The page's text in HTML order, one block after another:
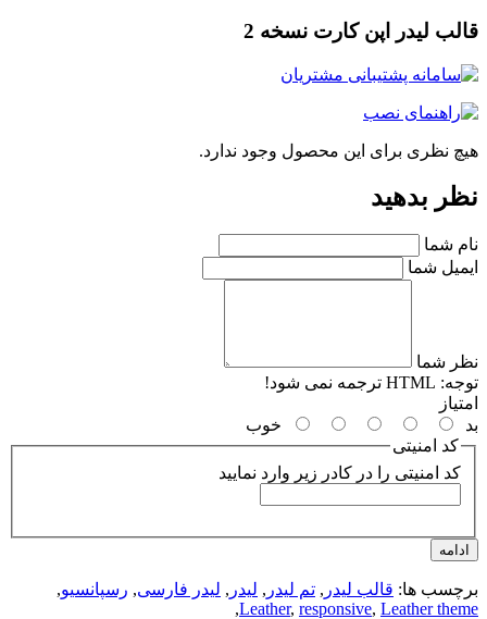
لیدر اپن کارت نسخه 2
نظری برای این محصول وجود ندارد.
بدهید
شما
شما
شما
HTML ترجمه نمی شود!
خوب
کد امنیتی
کد امنیتی را در کادر زیر وارد نمایید
ها: قالب لیدر,تم لیدر,لیدر,لیدر فارسی,رسپانسیو,
Leather,responsive,Leather
,